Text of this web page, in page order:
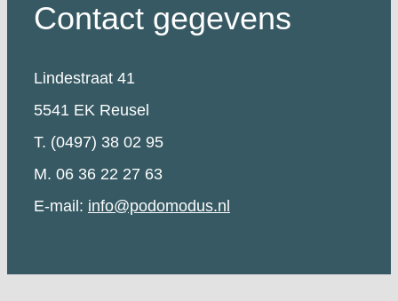
Contact gegevens
Lindestraat 41
5541 EK Reusel
T. (0497) 38 02 95
M. 06 36 22 27 63
E-mail: info@podomodus.nl